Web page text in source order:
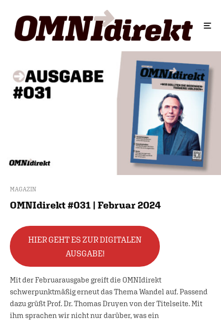
MAGAZIN
OMNIdirekt #031 | Februar 2024
HIER GEHT ES ZUR DIGITALEN
AUSGABE!
Mit der Februarausgabe greift die OMNIdirekt
schwerpunktmäßig erneut das Thema Wandel auf. Passend
dazu grüßt Prof. Dr. Thomas Druyen von der Titelseite. Mit
ihm sprachen wir nicht nur darüber, was ein